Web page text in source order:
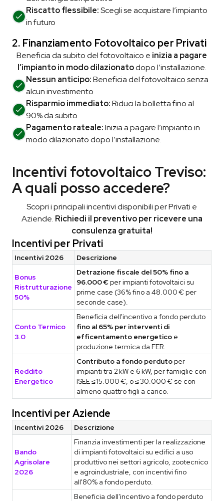
Riscatto flessibile:Scegli se acquistare l’impianto
in futuro
2. Finanziamento Fotovoltaico per Privati
Beneficia da subito del fotovoltaico e inizia a pagare
l’impianto in modo dilazionatodopo l’installazione.
Nessun anticipo:Beneficia del fotovoltaico senza
alcun investimento
Risparmio immediato:Riduci la bolletta fino al
90% da subito
Pagamento rateale:Inizia a pagare l’impianto in
modo dilazionato dopo l’installazione.
Incentivi fotovoltaico Treviso:
A quali posso accedere?
Scopri i principali incentivi disponibili per Privati e
Aziende. Richiedi il preventivo per ricevere una
consulenza gratuita!
Incentivi per Privati
Incentivi 2026 Descrizione
Bonus
Ristrutturazione
50%
Detrazione fiscale del 50% fino a
96.000 € per impianti fotovoltaici su
prime case (36% fino a 48.000 € per
seconde case).
Conto Termico
3.0
Beneficia dell'incentivo a fondo perduto
fino al 65% per interventi di
efficentamento energetico e
produzione termica da FER.
Reddito
Energetico
Contributo a fondo perduto per
impianti tra 2 kW e 6 kW, per famiglie con
ISEE ≤ 15.000 €, o ≤ 30.000 € se con
almeno quattro figli a carico.
Incentivi per Aziende
Incentivi 2026 Descrizione
Bando
Agrisolare
2026
Finanzia investimenti per la realizzazione
di impianti fotovoltaici su edifici a uso
produttivo nei settori agricolo, zootecnico
e agroindustriale, con incentivi fino
all'80% a fondo perduto.
Beneficia dell'incentivo a fondo perduto